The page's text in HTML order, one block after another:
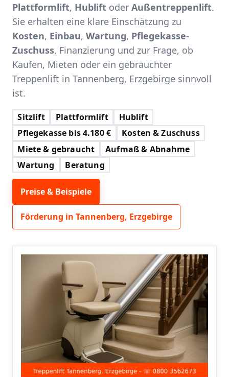
Plattformlift, Hublift oder Außentreppenlift.
Sie erhalten eine klare Einschätzung zu
Kosten, Einbau, Wartung, Pflegekasse-
Zuschuss, Finanzierung und zur Frage, ob
Kaufen, Mieten oder ein gebrauchter
Treppenlift in Tannenberg, Erzgebirge sinnvoll
ist.
Sitzlift Plattformlift
Hublift
Pflegekasse bis 4.180 €
Kosten & Zuschuss
Miete & gebraucht
Aufmaß & Abnahme
Wartung
Beratung
Preise & Beispiele
Förderung in Tannenberg, Erzgebirge